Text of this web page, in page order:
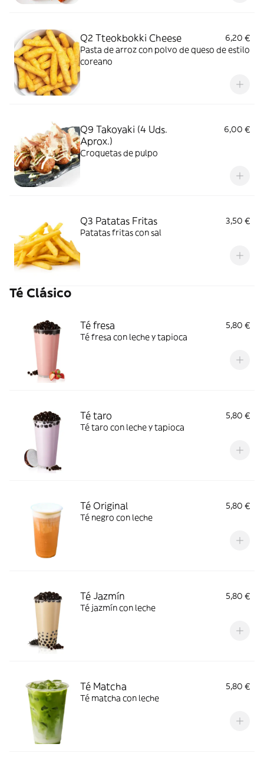
Q2 Tteokbokki Cheese
6,20 €
Pasta de arroz con polvo de queso de estilo
coreano
Q9 Takoyaki (4 Uds.
Aprox.)
6,00 €
Croquetas de pulpo
Q3 Patatas Fritas
3,50 €
Patatas fritas con sal
Té Clásico
Té fresa
5,80 €
Té fresa con leche y tapioca
Té taro
5,80 €
Té taro con leche y tapioca
Té Original
5,80 €
Té negro con leche
Té Jazmín
5,80 €
Té jazmín con leche
Té Matcha
5,80 €
Té matcha con leche